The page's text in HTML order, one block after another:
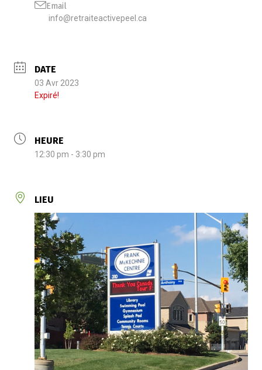
Email
info@retraiteactivepeel.ca
DATE
03 Avr 2023
Expiré!
HEURE
12:30 pm - 3:30 pm
LIEU